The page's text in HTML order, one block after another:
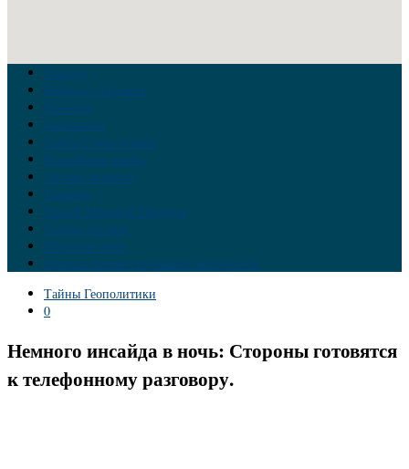
Главная
Война на Украине
Новости
Аналитика
Тайны Геополитики
Российские элиты
Теория заговора
Украина
Новый Мировой Порядок
Тайны истории
Обратная связь
Правила комментирования материалов
Тайны Геополитики
0
Немного инсайда в ночь: Стороны готовятся
к телефонному разговору.